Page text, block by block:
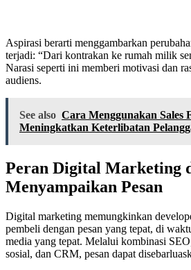
Aspirasi berarti menggambarkan
terjadi: “Dari kontrakan ke rumah milik
Narasi seperti ini memberi motivasi dan
audiens.
See also Cara Menggunakan Sales
Meningkatkan Keterlibatan
Peran Digital Marketing
Menyampaikan Pesan
Digital marketing memungkinkan
pembeli dengan pesan yang tepat, di
media yang tepat. Melalui kombinasi
sosial, dan CRM, pesan dapat